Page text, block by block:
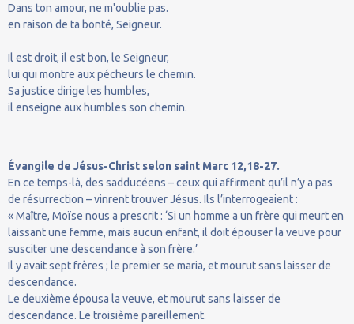
Dans ton amour, ne m'oublie pas.
en raison de ta bonté, Seigneur.
Il est droit, il est bon, le Seigneur,
lui qui montre aux pécheurs le chemin.
Sa justice dirige les humbles,
il enseigne aux humbles son chemin.
Évangile de Jésus-Christ selon saint Marc 12,18-27.
En ce temps-là, des sadducéens – ceux qui affirment qu’il n’y a pas
de résurrection – vinrent trouver Jésus. Ils l’interrogeaient :
« Maître, Moïse nous a prescrit : ‘Si un homme a un frère qui meurt en
laissant une femme, mais aucun enfant, il doit épouser la veuve pour
susciter une descendance à son frère.’
Il y avait sept frères ; le premier se maria, et mourut sans laisser de
descendance.
Le deuxième épousa la veuve, et mourut sans laisser de
descendance. Le troisième pareillement.